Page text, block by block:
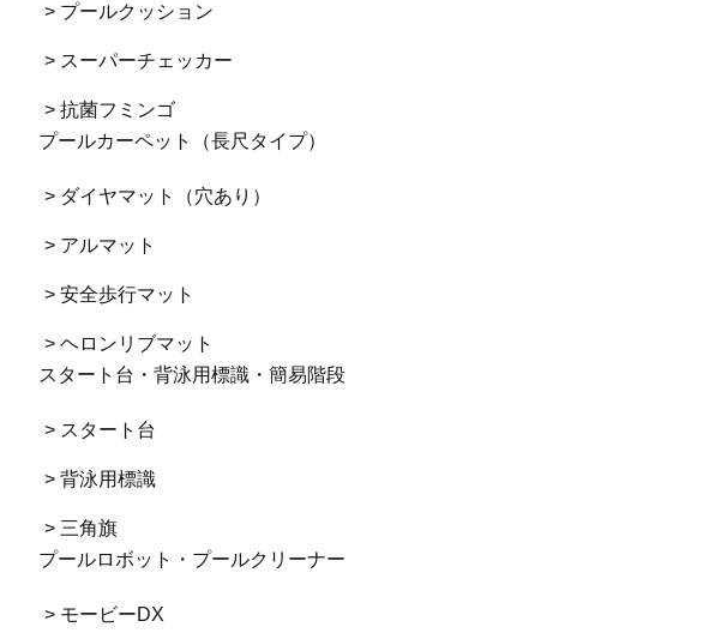
> プールクッション
> スーパーチェッカー
> 抗菌フミンゴ
プールカーペット（長尺タイプ）
> ダイヤマット（穴あり）
> アルマット
> 安全歩行マット
> ヘロンリブマット
スタート台・背泳用標識・簡易階段
> スタート台
> 背泳用標識
> 三角旗
プールロボット・プールクリーナー
> モービーDX